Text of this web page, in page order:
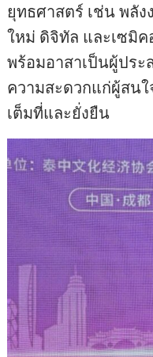
ยุทธศาสตร์ เช่น พลั
ใหม่ ดิจิทัล และเซมิ
พร้อมอาสาเป็นผู้ประ
ความสะดวกแก่ผู้สน
เต็มที่และยั่งยืน